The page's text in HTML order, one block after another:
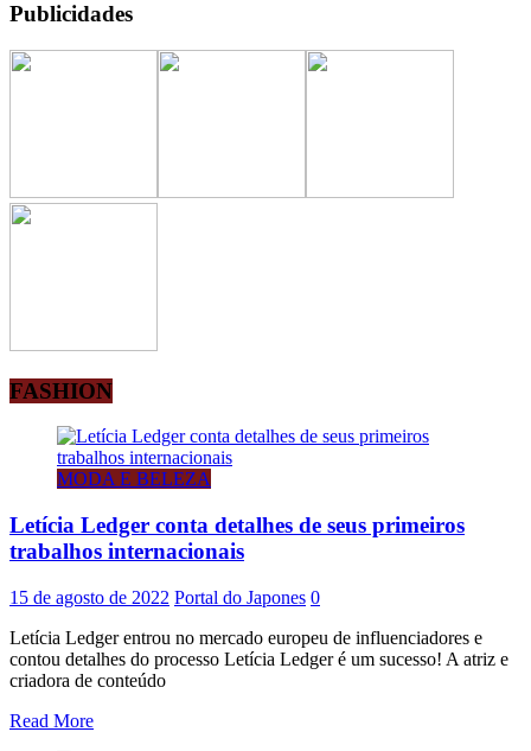
Publicidades
FASHION
MODA E BELEZA
Letícia Ledger conta detalhes de seus primeiros
trabalhos internacionais
15 de agosto de 2022 Portal do Japones 0
Letícia Ledger entrou no mercado europeu de influenciadores e
contou detalhes do processo Letícia Ledger é um sucesso! A atriz e
criadora de conteúdo
Read More